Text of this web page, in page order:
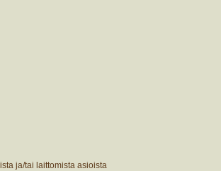
ja/tai laittomista asioista